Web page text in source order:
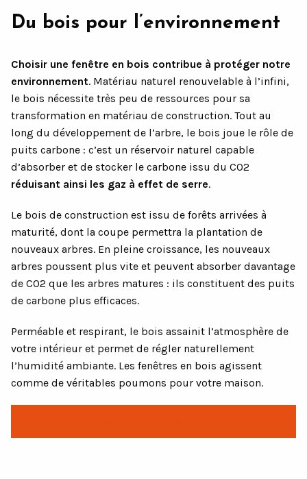
Du bois pour l’environnement
Choisir une fenêtre en bois contribue à protéger notre
environnement. Matériau naturel renouvelable à l’infini,
le bois nécessite très peu de ressources pour sa
transformation en matériau de construction. Tout au
long du développement de l’arbre, le bois joue le rôle de
puits carbone : c’est un réservoir naturel capable
d’absorber et de stocker le carbone issu du CO2
réduisant ainsi les gaz à effet de serre.
Le bois de construction est issu de forêts arrivées à
maturité, dont la coupe permettra la plantation de
nouveaux arbres. En pleine croissance, les nouveaux
arbres poussent plus vite et peuvent absorber davantage
de CO2 que les arbres matures : ils constituent des puits
de carbone plus efficaces.
Perméable et respirant, le bois assainit l’atmosphère de
votre intérieur et permet de régler naturellement
l’humidité ambiante. Les fenêtres en bois agissent
comme de véritables poumons pour votre maison.